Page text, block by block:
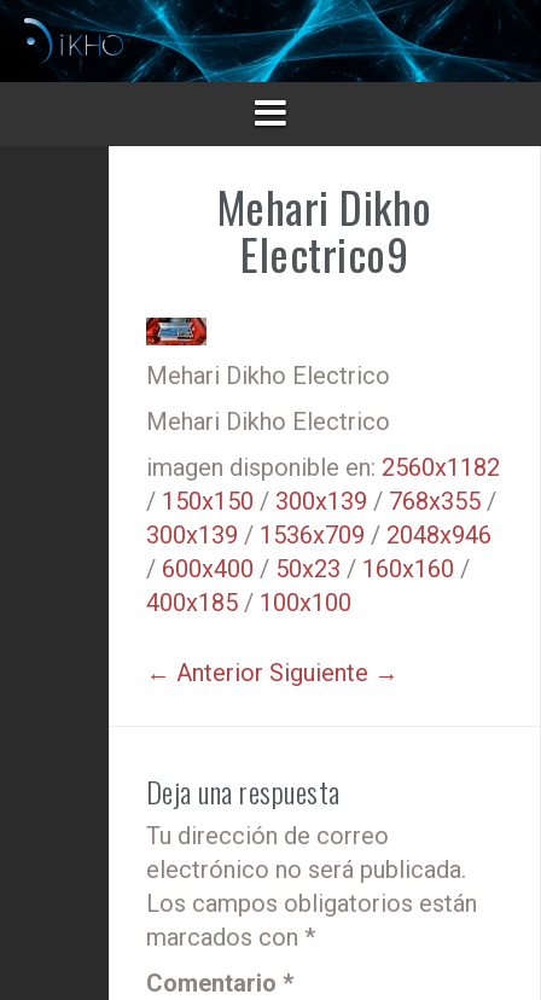
Saltar
contenido
Mehari Dikho
Electrico9
Mehari Dikho Electrico
Mehari Dikho Electrico
imagen disponible en: 2560x1182
/ 150x150 / 300x139 / 768x355/
300x139 / 1536x709 / 2048x946
/ 600x400 / 50x23 / 160x160 /
400x185/ 100x100
← Anterior Siguiente →
Deja una respuesta
Tu dirección de correo
electrónico no será publicada.
Los campos obligatorios están
marcados con *
Comentario *